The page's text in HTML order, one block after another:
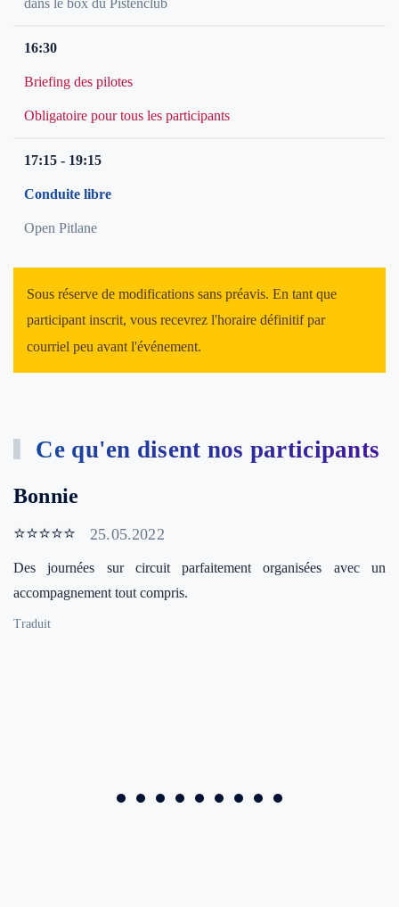
16:30
Briefing des pilotes
Obligatoire pour tous les participants
17:15 - 19:15
Conduite libre
Open Pitlane
Sous réserve de modifications sans préavis. En tant que
participant inscrit, vous recevrez l'horaire définitif par
courriel peu avant l'événement.
Ce qu'en disent nos participants
Bonnie
⭐⭐⭐⭐⭐ 25.05.2022
Des journées sur circuit parfaitement organisées avec un
accompagnement tout compris.
Traduit